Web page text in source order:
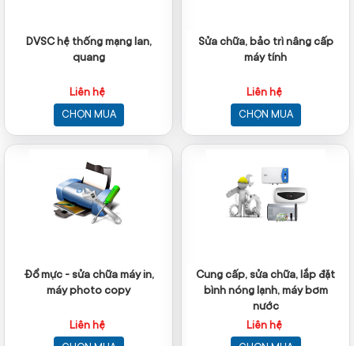
DVSC hệ thống mạng lan,
quang
Liên hệ
CHỌN MUA
Sửa chữa, bảo trì nâng cấp
máy tính
Liên hệ
CHỌN MUA
Đổ mực - sửa chữa máy in,
máy photo copy
Liên hệ
Cung cấp, sửa chữa, lắp đặt
bình nóng lạnh, máy bơm
nước
Liên hệ